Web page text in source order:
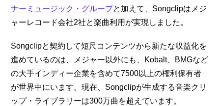
ナーミュージック・グループと加えて、Songclipはメジ
ャーレコード会社2社と楽曲利用が実現しました。
Songclipと契約して短尺コンテンツから新たな収益化を
進めているのは、メジャー以外にも、Kobalt、BMGなど
の大手インディー企業を含めて7500以上の権利保有者
が世界中にいます。現在、Songclipが生成する音楽クリ
ップ・ライブラリーは300万曲を超えています。